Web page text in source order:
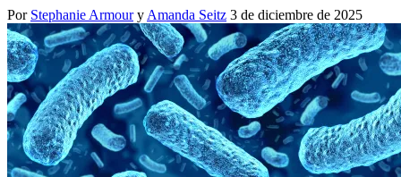
Por Stephanie Armoury Amanda Seitz 3 de diciembre de 2025